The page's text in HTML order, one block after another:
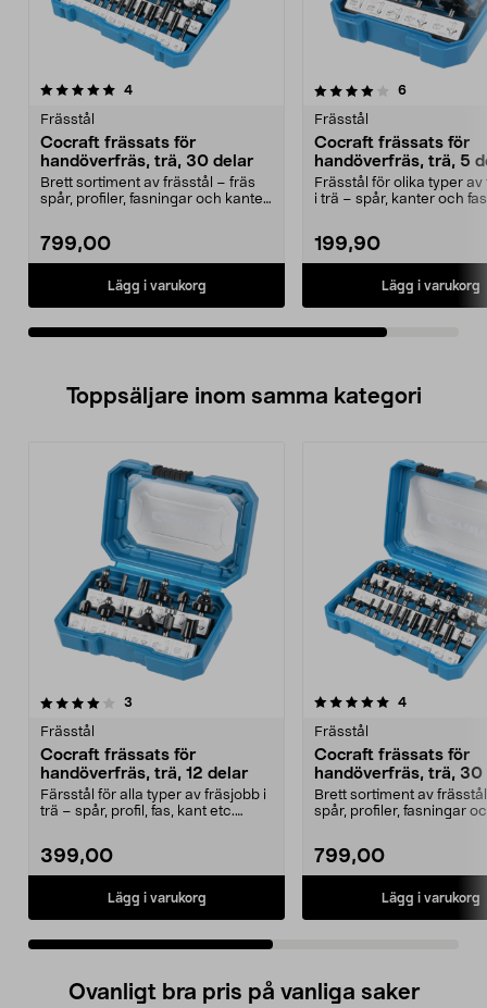
4recensioner
Frässtål
Cocraft frässats för
handöverfräs, trä, 30 delar
Brett sortiment av frässtål – fräs
spår, profiler, fasningar och kanter
799,00
Lägg i varukorg
4.0av 5 stjärnor 6recensioner
Frässtål
Cocraft frässats för
handöverfräs, trä, 5
Frässtål för olika typer
i trä – spår, kanter och
199,90
Lägg i varukorg
Toppsäljare inom samma kategori
3
Frässtål
Cocraft frässats för
handöverfräs, trä, 12 delar
Färsstål för alla typer av fräsjobb i
trä – spår, profil, fas, kant etc.
399,00
Lägg i varukorg
5.0 av 5 stjärnor 4recensioner
Frässtål
Cocraft frässats för
handöverfräs, trä, 30
Brett sortiment av
spår, profiler, fasningar
799,00
Lägg i varukorg
4.0 av 5 stjärnor
Ovanligt bra pris på vanliga saker